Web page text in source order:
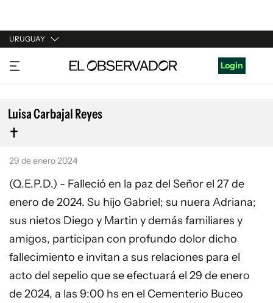
URUGUAY
URUGUAY
ARGENTINA
ESPAÑA
ESTADOS UNIDOS
Login
Luisa Carbajal Reyes
29 de enero 2024
(Q.E.P.D.) - Falleció en la paz del Señor el 27 de
enero de 2024. Su hijo Gabriel; su nuera Adriana;
sus nietos Diego y Martin y demás familiares y
amigos, participan con profundo dolor dicho
fallecimiento e invitan a sus relaciones para el
acto del sepelio que se efectuará el 29 de enero
de 2024, a las 9:00 hs en el Cementerio Buceo